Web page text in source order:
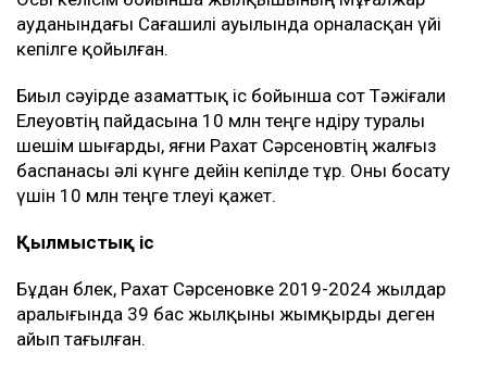
ауданындағы Сағашилі ауылында орналасқан үйі
кепілге қойылған.
Биыл сәуірде азаматтық іс бойынша сот Тәжіғали
Елеуовтің пайдасына 10 млн теңге өндіру туралы
шешім шығарды, яғни Рахат Сәрсеновтің жалғыз
баспанасы әлі күнге дейін кепілде тұр. Оны босату
үшін 10 млн теңге төлеуі қажет.
Қылмыстық іс
Бұдан бөлек, Рахат Сәрсеновке 2019-2024 жылдар
аралығында 39 бас жылқыны жымқырды деген
айып тағылған.